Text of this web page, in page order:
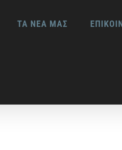
ΤΑ ΝΕΑ ΜΑΣ